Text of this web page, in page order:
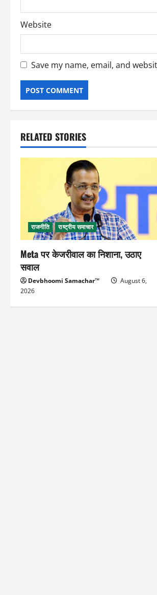
Website
Save my name, email, and
RELATED STORIES
राजनीति राष्ट्रीय समाचार
Meta पर केजरीवाल का निशाना, उठाए
सवाल
Devbhoomi Samachar™
August 6,
2026